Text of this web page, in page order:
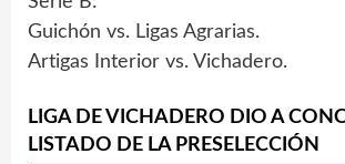
Guichón vs. Ligas Agrarias.
Artigas Interior vs. Vichadero.
LIGA DE VICHADERO DIO A
LISTADO DE LA PRESELECCIÓN